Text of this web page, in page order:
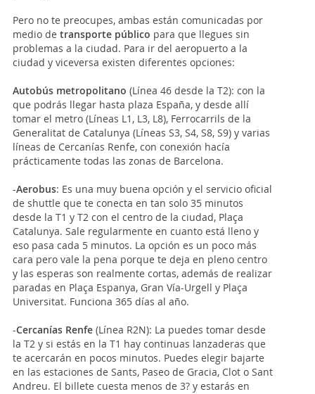
Pero no te preocupes, ambas están comunicadas por
medio de transporte público para que llegues sin
problemas a la ciudad. Para ir del aeropuerto a la
ciudad y viceversa existen diferentes opciones:
Autobús metropolitano (Línea 46 desde la T2): con la
que podrás llegar hasta plaza España, y desde allí
tomar el metro (Líneas L1, L3, L8), Ferrocarrils de la
Generalitat de Catalunya (Líneas S3, S4, S8, S9) y varias
líneas de Cercanías Renfe, con conexión hacía
prácticamente todas las zonas de Barcelona.
-Aerobus: Es una muy buena opción y el servicio oficial
de shuttle que te conecta en tan solo 35 minutos
desde la T1 y T2 con el centro de la ciudad, Plaça
Catalunya. Sale regularmente en cuanto está lleno y
eso pasa cada 5 minutos. La opción es un poco más
cara pero vale la pena porque te deja en pleno centro
y las esperas son realmente cortas, además de realizar
paradas en Plaça Espanya, Gran Vía-Urgell y Plaça
Universitat. Funciona 365 días al año.
-Cercanías Renfe (Línea R2N): La puedes tomar desde
la T2 y si estás en la T1 hay continuas lanzaderas que
te acercarán en pocos minutos. Puedes elegir bajarte
en las estaciones de Sants, Paseo de Gracia, Clot o Sant
Andreu. El billete cuesta menos de 3? y estarás en